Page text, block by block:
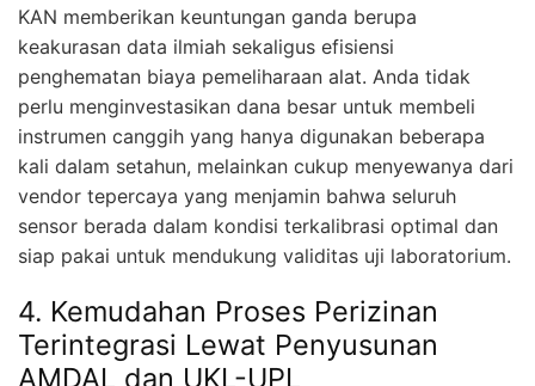
KAN memberikan keuntungan ganda berupa
keakurasan data ilmiah sekaligus efisiensi
penghematan biaya pemeliharaan alat. Anda tidak
perlu menginvestasikan dana besar untuk membeli
instrumen canggih yang hanya digunakan beberapa
kali dalam setahun, melainkan cukup menyewanya dari
vendor tepercaya yang menjamin bahwa seluruh
sensor berada dalam kondisi terkalibrasi optimal dan
siap pakai untuk mendukung validitas uji laboratorium.
4. Kemudahan Proses Perizinan
Terintegrasi Lewat Penyusunan
AMDAL dan UKL-UPL